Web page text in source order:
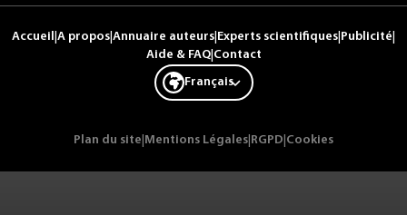
Accueil A propos Annuaire auteurs Experts scientifiques Publicité
Aide & FAQ| Contact
Français
Plan du site Mentions Légales RGPD Cookies